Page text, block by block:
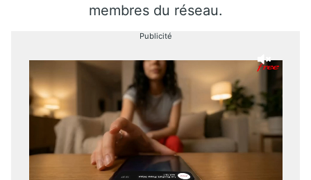
membres du réseau.
Publicité